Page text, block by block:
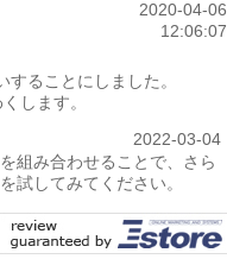
2020-04-06
12:06:07
ることにしました。
します。
2022-03-04
組み合わせることで、さら
試してみてください。